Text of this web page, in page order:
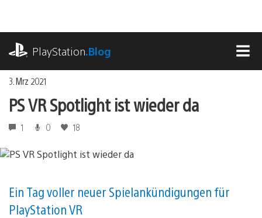
springen
PlayStation.Blog
3. Mrz 2021
PS VR Spotlight ist wieder da
1 0 18
Ein Tag voller neuer Spielankündigungen für
PlayStation VR